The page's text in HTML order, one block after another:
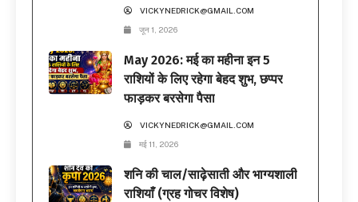
VICKYNEDRICK@GMAIL.COM
जून 1, 2026
May 2026: मई का महीना इन 5
राशियों के लिए रहेगा बेहद शुभ, छप्पर
फाड़कर बरसेगा पैसा
VICKYNEDRICK@GMAIL.COM
मई 11, 2026
शनि की चाल/साढ़ेसाती और भाग्यशाली
राशियाँ (ग्रह गोचर विशेष)